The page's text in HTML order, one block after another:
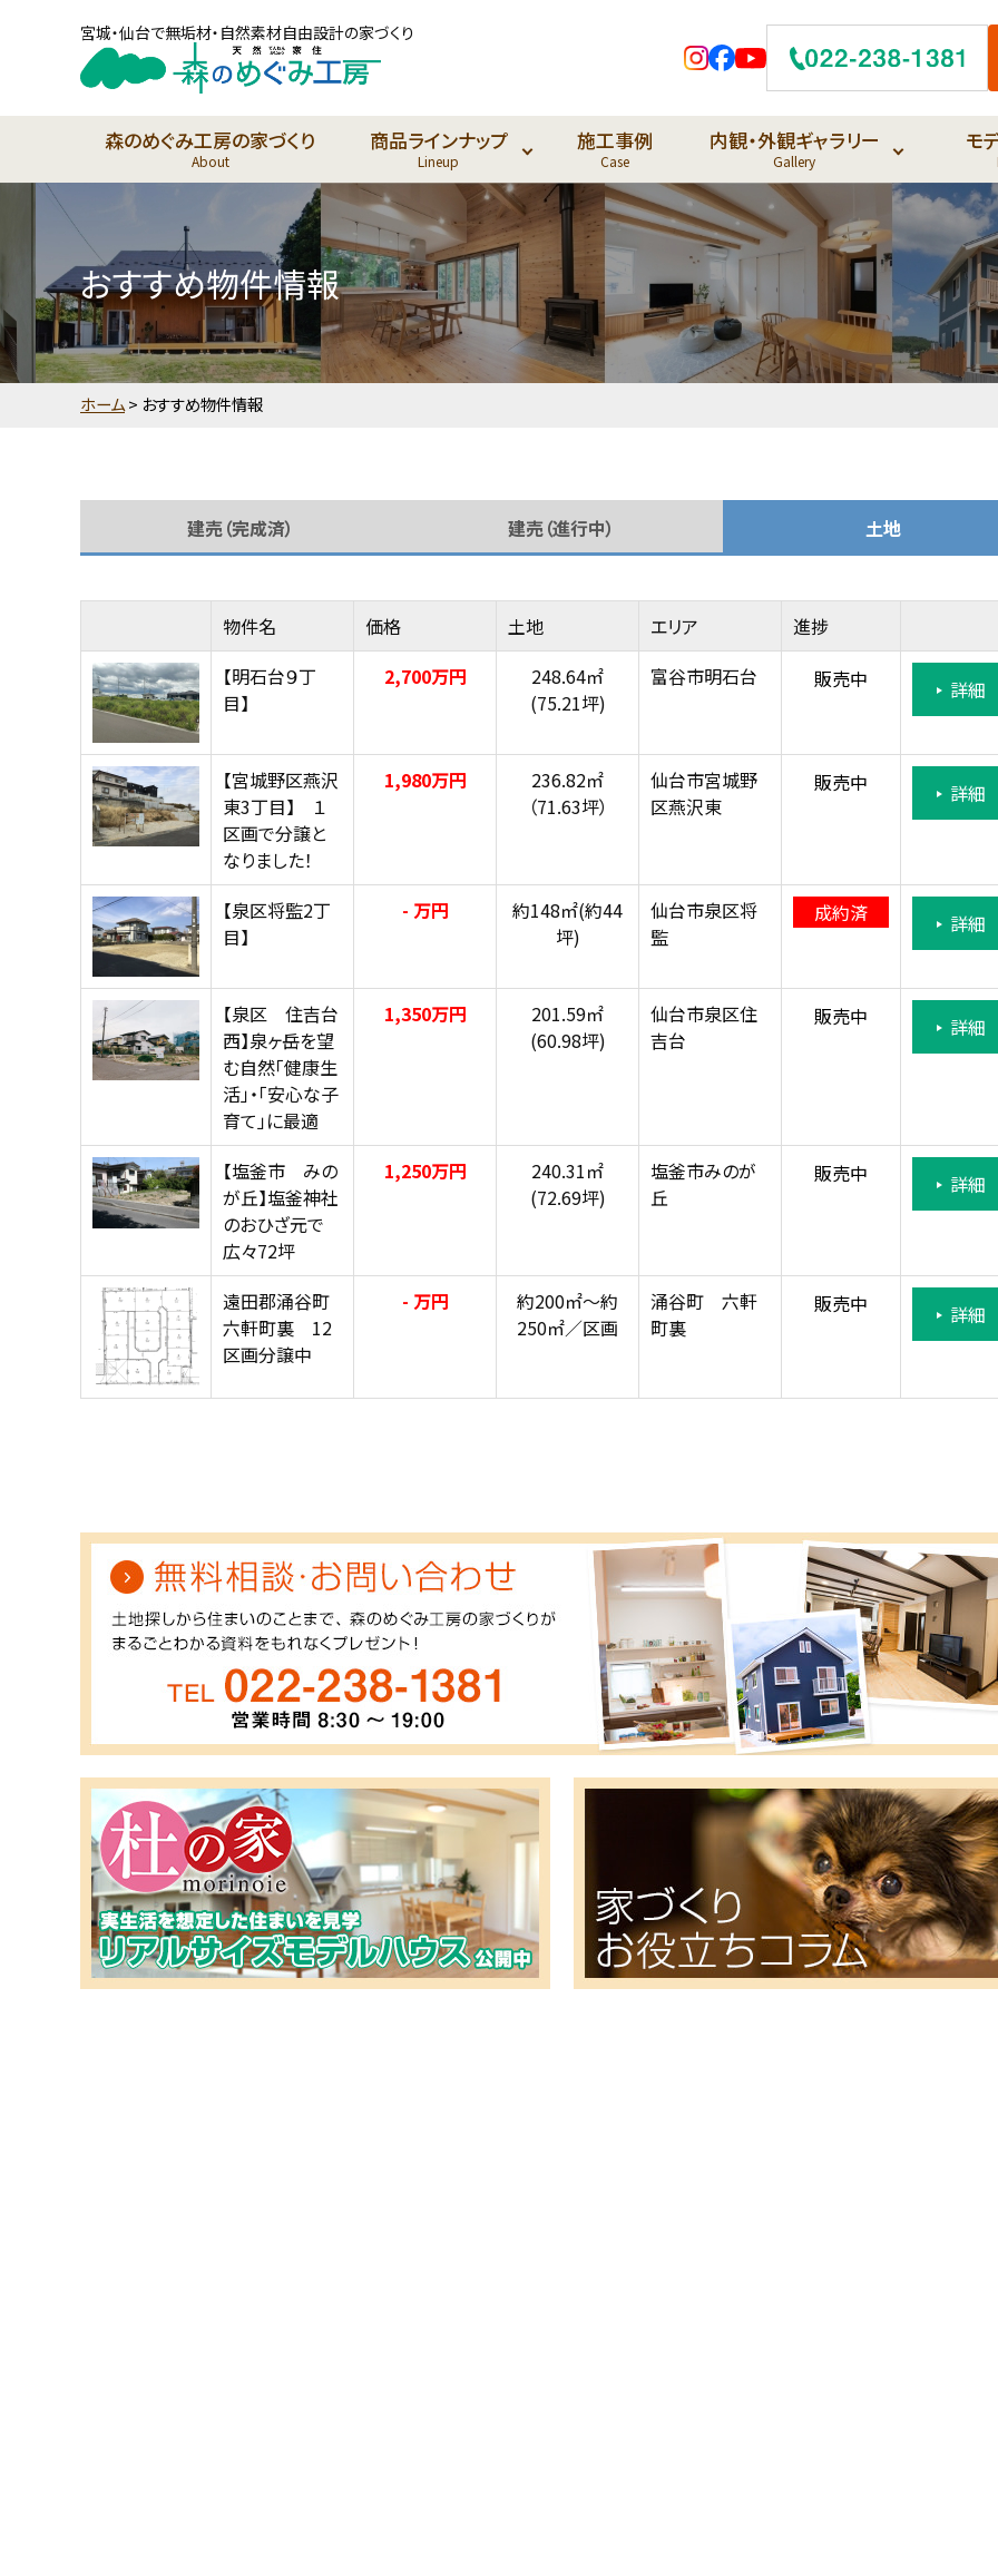
宮城・仙台で無垢材・自然素材自由設計の家づくり
森のめぐみ工房の家づくり
About
商品ラインナップ
Lineup
施工事例
Case
内観・外観ギャラリー
Gallery
モ
おすすめ物件情報
ホーム> おすすめ物件情報
建売（完成済） 建売（進行中） 土地
物件名 価格 土地 エリア
進捗
【明石台９丁
目】
2,700万円
248.64㎡
(75.21坪)
富谷市明石台 販売中 詳細
【宮城野区燕沢
東3丁目】 １
区画で分譲と
なりました！
1,980万円
236.82㎡
（71.63坪）
仙台市宮城野
区燕沢東
販売中 詳細
【泉区将監2丁
目】
- 万円
約148㎡(約44
坪)
仙台市泉区将
監
成約済 詳細
【泉区 住吉台
西】泉ヶ岳を望
む自然「健康生
活」・「安心な子
育て」に最適
1,350万円
201.59㎡
(60.98坪)
仙台市泉区住
吉台
販売中 詳細
【塩釜市 みの
が丘】塩釜神社
のおひざ元で
広々72坪
1,250万円
240.31㎡
(72.69坪)
塩釜市みのが
丘
販売中 詳細
遠田郡涌谷町
六軒町裏 12
区画分譲中
- 万円
約200㎡～約
250㎡／区画
涌谷町 六軒
町裏
販売中 詳細